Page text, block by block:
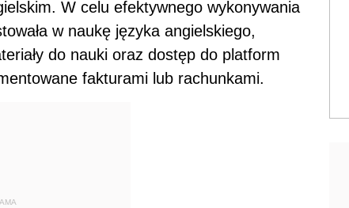
W celu efektywnego wykonywania
w naukę języka angielskiego,
do nauki oraz dostęp do platform
fakturami lub rachunkami.